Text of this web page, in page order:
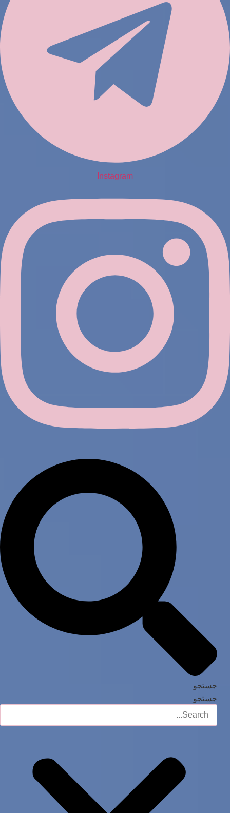
Instagram
جستجو
جستجو